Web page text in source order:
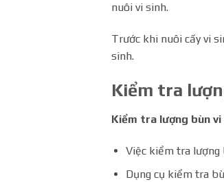
nuôi vi sinh.
Trước khi nuôi cấy vi
sinh.
Kiểm tra
Kiểm tra lượng bùn vi
Việc kiểm tra lượng
Dụng cụ kiểm tra